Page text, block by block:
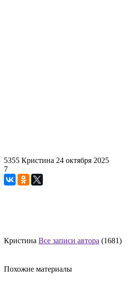
5355 Кристина 24 октября 2025
7
Кристина Все записи автора (1681)
Похожие материалы